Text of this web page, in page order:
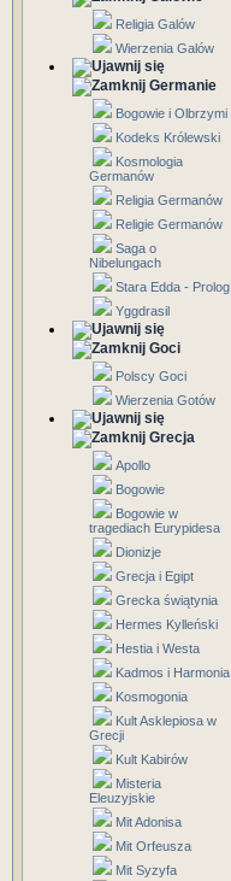
Religia Galów
Wierzenia Galów
Germanie
Bogowie i Olbrzymi
Kodeks Królewski
Kosmologia
Germanów
Religia Germanów
Religie Germanów
Saga o
Nibelungach
Stara Edda - Prolog
Yggdrasil
Goci
Polscy Goci
Wierzenia Gotów
Grecja
Apollo
Bogowie
Bogowie w
tragediach Eurypidesa
Dionizje
Grecja i Egipt
Grecka świątynia
Hermes Kylleński
Hestia i Westa
Kadmos i Harmonia
Kosmogonia
Kult Asklepiosa w
Grecji
Kult Kabirów
Misteria
Eleuzyjskie
Mit Adonisa
Mit Orfeusza
Mit Syzyfa